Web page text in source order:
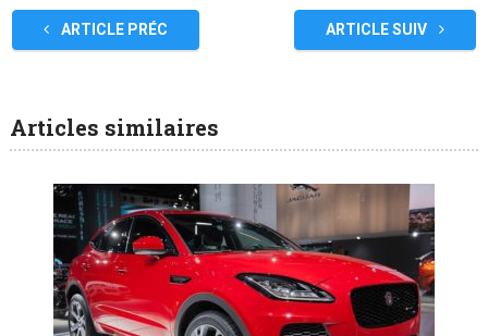
ARTICLE PRÉC ARTICLE SUIV
Articles similaires